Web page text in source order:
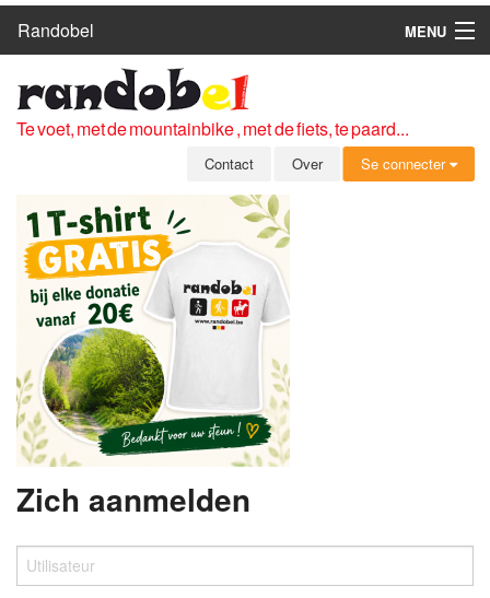
Randobel
MENU
ROUTES
CLUBS
OVER
LEDEN
ZICH AANMELDEN
GRATIS REGISTRATIE
WACHTWOORD VERGETEN
Te voet, met de mountainbike , met de fiets, te paard...
Contact Over Se connecter
Zich aanmelden